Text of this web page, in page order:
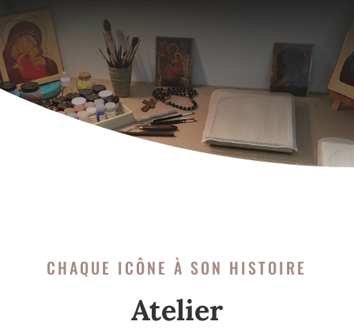
CHAQUE ICÔNE À SON HISTOIRE
Atelier